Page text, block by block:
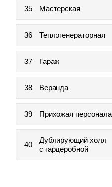
35 Мастерская
36 Теплогенераторная
37 Гараж
38 Веранда
39 Прихожая персонала
40
Дублирующий холл
с гардеробной